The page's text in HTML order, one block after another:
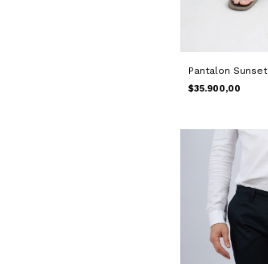
Pantalon Sunset
$35.900,00